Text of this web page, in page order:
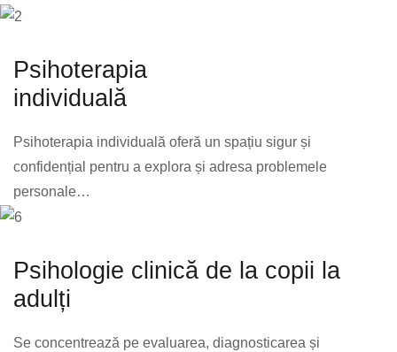
Psihoterapia
individuală
Psihoterapia individuală oferă un spațiu sigur și
confidențial pentru a explora și adresa problemele
personale…
Psihologie clinică de la copii la
adulți
Se concentrează pe evaluarea, diagnosticarea și